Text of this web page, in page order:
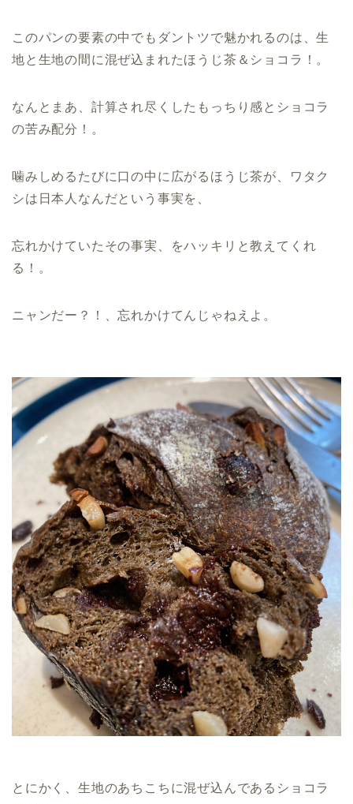
このパンの要素の中でもダントツで魅かれるのは、生
地と生地の間に混ぜ込まれたほうじ茶＆ショコラ！。
なんとまあ、計算され尽くしたもっちり感とショコラ
の苦み配分！。
噛みしめるたびに口の中に広がるほうじ茶が、ワタク
シは日本人なんだという事実を、
忘れかけていたその事実、をハッキリと教えてくれ
る！。
ニャンだー？！、忘れかけてんじゃねえよ。
とにかく、生地のあちこちに混ぜ込んであるショコラ